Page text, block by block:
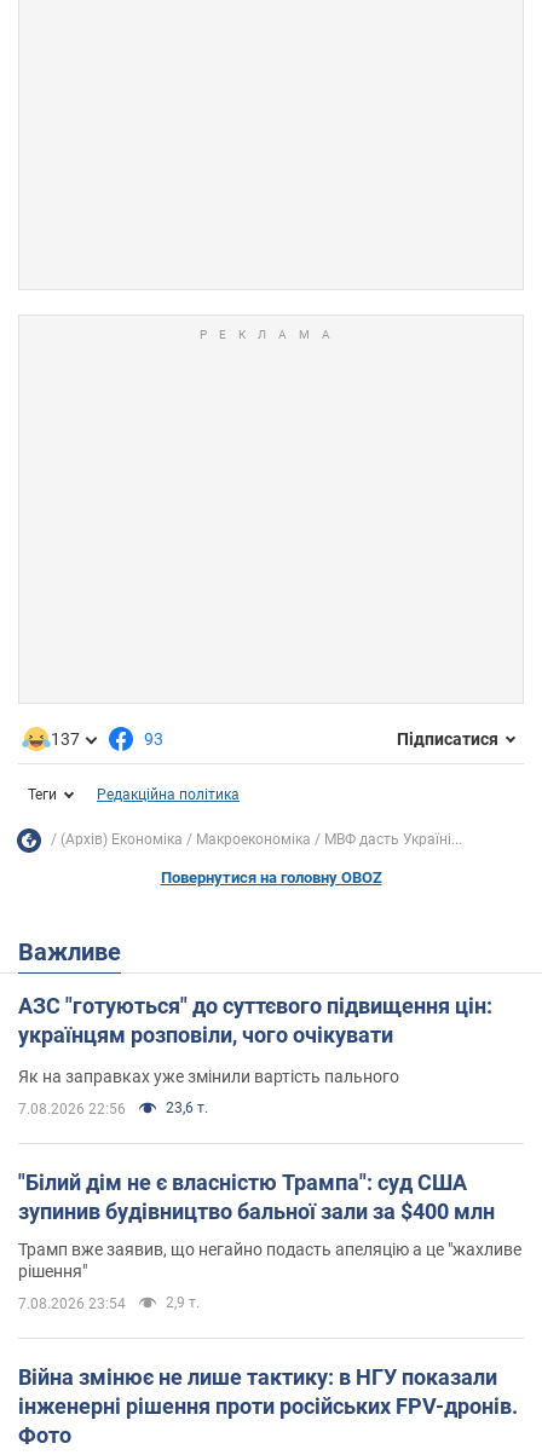
137 93 Підписатися
Теги Редакційна політика
(Архів) Економіка Mакроекономіка МВФ дасть Україні...
Повернутися на головну OBOZ
Важливе
АЗС "готуються" до суттєвого підвищення цін:
українцям розповіли, чого очікувати
Як на заправках уже змінили вартість пального
7.08.2026 22:56 23,6 т.
"Білий дім не є власністю Трампа": суд США
зупинив будівництво бальної зали за $400 млн
Трамп вже заявив, що негайно подасть апеляцію а це "жахливе
рішення"
7.08.2026 23:54 2,9 т.
Війна змінює не лише тактику: в НГУ показали
інженерні рішення проти російських FPV-дронів.
Фото